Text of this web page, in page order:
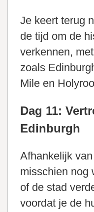
Je keert terug
de tijd om de
verkennen,
zoals
Mile en
Dag 11:
Edinburgh
Afhankelijk
misschien nog
of de stad
voordat je de